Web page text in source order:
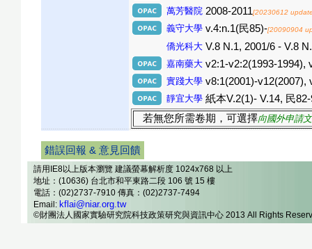
萬芳醫院 2008-2011[20230612
義守大學 v.4:n.1(民85)-[20090904
僑光科大 V.8 N.1, 2001/6 - V.8
嘉南藥大 v2:1-v2:2(1993-1994),
實踐大學 v8:1(2001)-v12(2007),
靜宜大學 紙本V.2(1)- V.14, 民82-
若無您所需卷期，可選擇向國外申請
錯誤回報 & 意見回饋
請用IE8以上版本瀏覽 建議螢幕解析度 1024x768 以上
地址：(10636) 台北市和平東路二段 106 號 15 樓
電話：(02)2737-7910 傳真：(02)2737-7494
Email: kflai@niar.org.tw
©財團法人國家實驗研究院科技政策研究與資訊中心 2013 All Rights